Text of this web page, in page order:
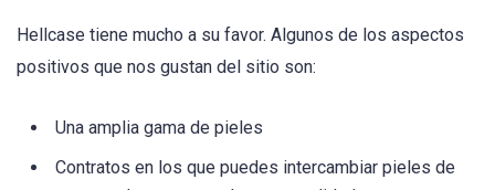
Hellcase tiene mucho a su favor. Algunos de los aspectos
positivos que nos gustan del sitio son:
Una amplia gama de pieles
Contratos en los que puedes intercambiar pieles de